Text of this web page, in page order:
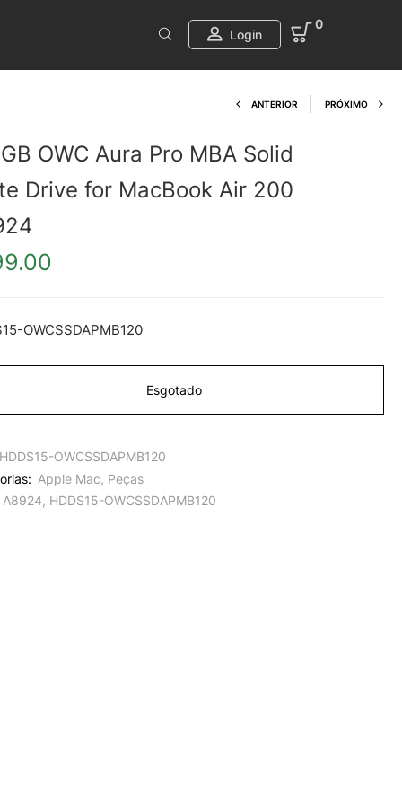
Login
0
Product
ANTERIOR PRÓXIMO
OWC Aura Pro MBA Solid
Drive for MacBook Air 200
OWCSSDAPMB120
Esgotado
HDDS15-OWCSSDAPMB120
Apple Mac, Peças
A8924, HDDS15-OWCSSDAPMB120